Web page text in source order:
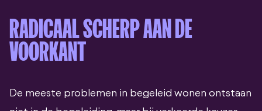
RADICAAL SCHERP AAN DE
VOORKANT
De meeste problemen in begeleid wonen ontstaan